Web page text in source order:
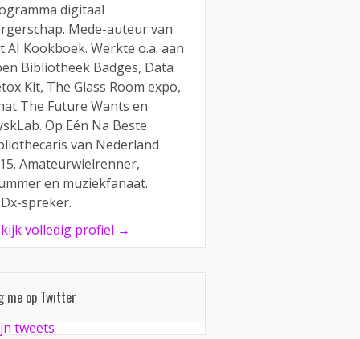
digitaal
Mede-auteur van
AI Kookboek. Werkte o.a. aan
Bibliotheek Badges, Data
Kit, The Glass Room expo,
The Future Wants en
Op Eén Na Beste
van Nederland
Amateurwielrenner,
en muziekfanaat.
spreker.
volledig profiel →
me op Twitter
tweets